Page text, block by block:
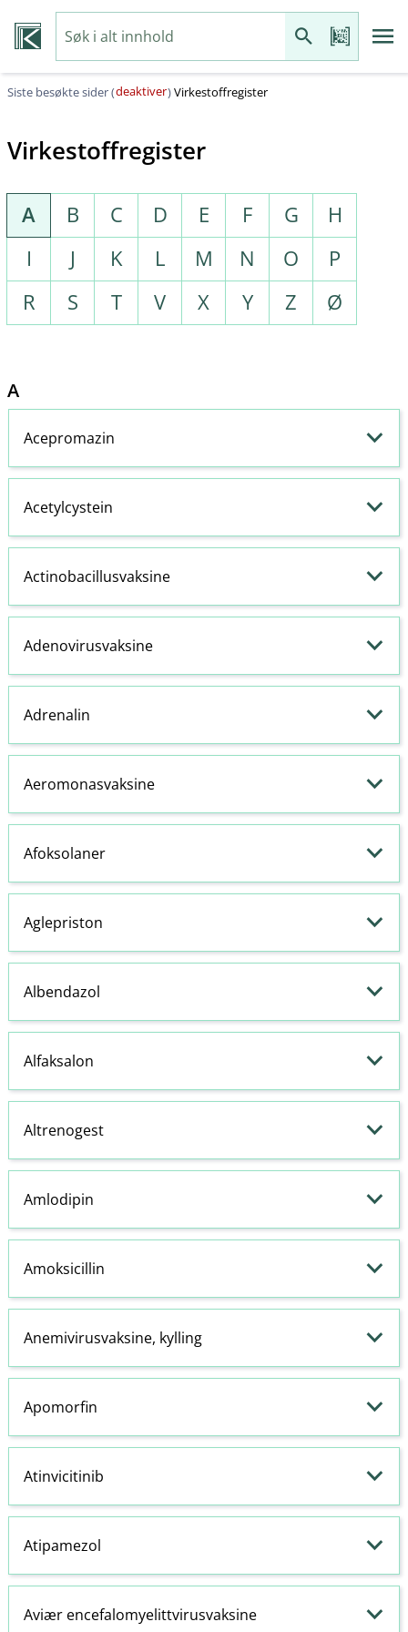
Siste besøkte sider (deaktiver)Virkestoffregister
Virkestoffregister
A B C D E F G
H
I
J K L M N O
P
R
S T V X Y Z Ø
A
Acepromazin
Acetylcystein
Actinobacillusvaksine
Adenovirusvaksine
Adrenalin
Aeromonasvaksine
Afoksolaner
Aglepriston
Albendazol
Alfaksalon
Altrenogest
Amlodipin
Amoksicillin
Anemivirusvaksine, kylling
Apomorfin
Atinvicitinib
Atipamezol
Aviær encefalomyelittvirusvaksine